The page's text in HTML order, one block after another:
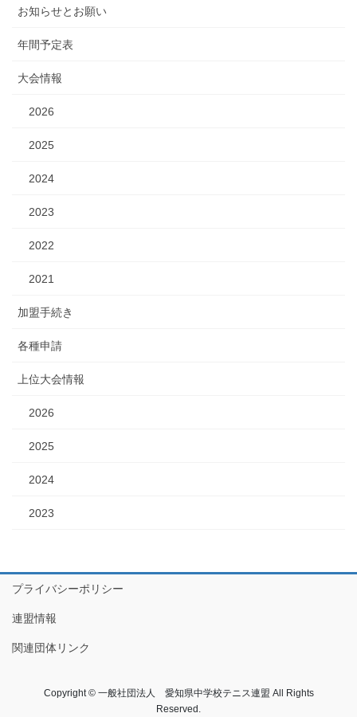
お知らせとお願い
年間予定表
大会情報
2026
2025
2024
2023
2022
2021
加盟手続き
各種申請
上位大会情報
2026
2025
2024
2023
プライバシーポリシー
連盟情報
関連団体リンク
Copyright © 一般社団法人 愛知県中学校テニス連盟 All Rights
Reserved.